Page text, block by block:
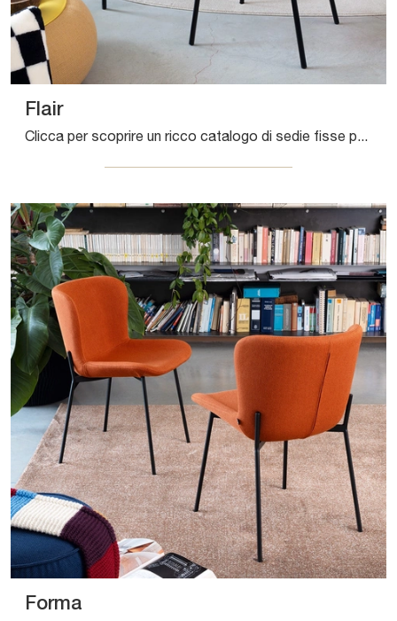
Flair
Clicca per scoprire un ricco catalogo di sedie fisse per stanze moderne: il modello Flair di Connubia ti sta aspettando!
Forma